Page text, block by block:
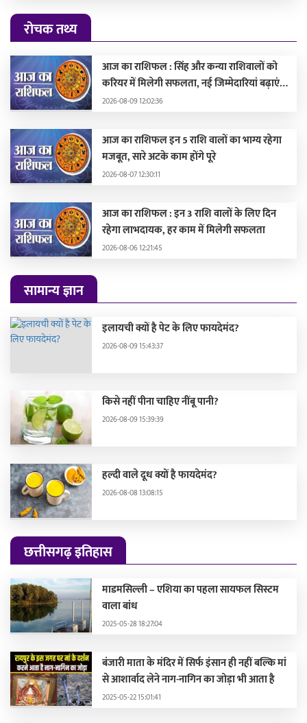
रोचक तथ्य
आज का राशिफल : सिंह और कन्या राशिवालों को
करियर में मिलेगी सफलता, नई जिम्मेदारियां बढ़ाएंगी
मान-सम्मान
2026-08-09 12:02:36
आज का राशिफल इन 5 राशि वालों का भाग्य रहेगा
मजबूत, सारे अटके काम होंगे पूरे
2026-08-07 12:30:11
आज का राशिफल : इन 3 राशि वालों के लिए दिन
रहेगा लाभदायक, हर काम में मिलेगी सफलता
2026-08-06 12:21:45
सामान्य ज्ञान
इलायची क्यों है पेट के लिए फायदेमंद?
2026-08-09 15:43:37
किसे नहीं पीना चाहिए नींबू पानी?
2026-08-09 15:39:39
हल्दी वाले दूध क्यों है फायदेमंद?
2026-08-08 13:08:15
छत्तीसगढ़ इतिहास
माडमसिल्ली – एशिया का पहला सायफल सिस्टम
वाला बांध
2025-05-28 18:27:04
बंजारी माता के मंदिर में सिर्फ इंसान ही नहीं बल्कि मां
से आशार्वाद लेने नाग-नागिन का जोड़ा भी आता है
2025-05-22 15:01:41